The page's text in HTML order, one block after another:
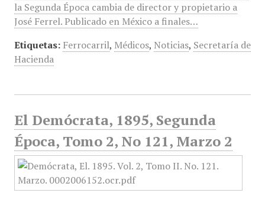
la Segunda Época cambia de director y propietario a
José Ferrel. Publicado en México a finales…
Etiquetas: Ferrocarril, Médicos, Noticias, Secretaría de
Hacienda
El Demócrata, 1895, Segunda
Época, Tomo 2, No 121, Marzo 2